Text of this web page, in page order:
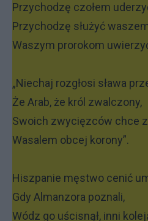
Przychodzę czołem
Przychodzę służyć
Waszym prorokom
„Niechaj rozgłosi sława
Że Arab, że król zwalczony,
Swoich zwycięzców chce
Wasalem obcej korony”.
Hiszpanie męstwo cenić
Gdy Almanzora poznali,
Wódz go uścisnął, inni